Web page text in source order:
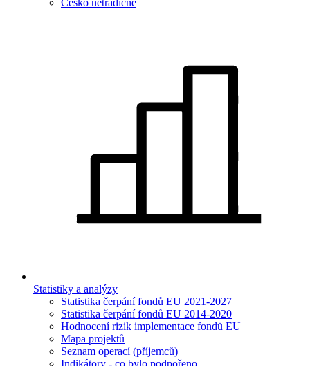
Česko netradičně
Statistiky a analýzy
Statistika čerpání fondů EU 2021-2027
Statistika čerpání fondů EU 2014-2020
Hodnocení rizik implementace fondů EU
Mapa projektů
Seznam operací (příjemců)
Indikátory - co bylo podpořeno